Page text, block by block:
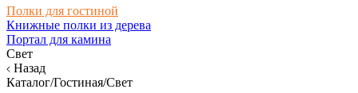
Полки для гостиной
Книжные полки из дерева
Портал для камина
Свет
Назад
Каталог/Гостиная/Свет